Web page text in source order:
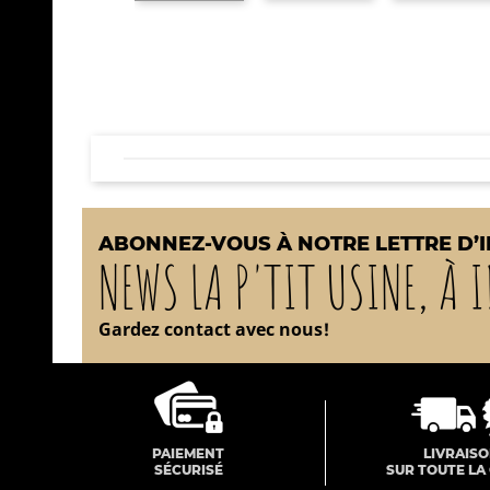
ABONNEZ-VOUS À NOTRE LETTRE
NEWS LA P'TIT USINE, À
Gardez contact avec nous!
PAIEMENT
SÉCURISÉ
SUR TOUTE LA